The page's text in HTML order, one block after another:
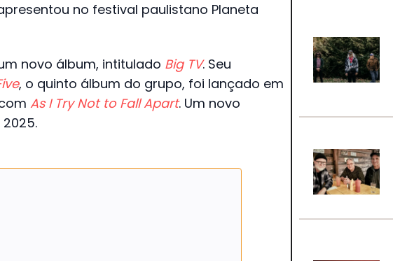
no festival paulistano Planeta
novo álbum, intitulado Big TV. Seu
, o quinto álbum do grupo, foi lançado em
As I Try Not to Fall Apart. Um novo